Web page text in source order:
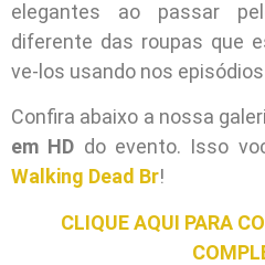
elegantes ao passar
diferente das roupas que
ve-los usando nos
Confira abaixo a nossa
em HD do evento. Isso
Walking Dead Br!
CLIQUE AQUI PARA